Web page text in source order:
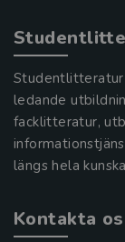
Studentlitteratur
ledande
facklitteratur,
längs hela
Kontakta